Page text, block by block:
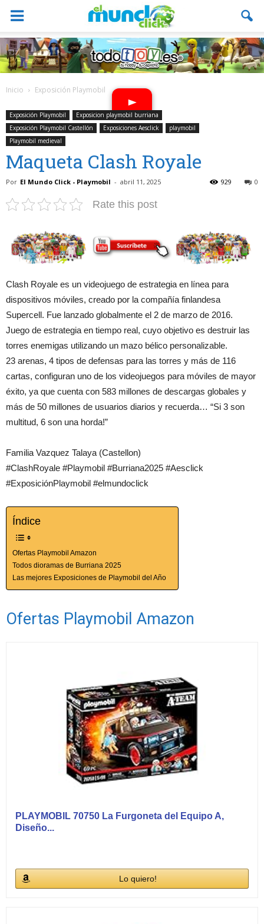
Inicio Exposición Playmobil
Exposición Playmobil
Exposicion playmobil burriana
Exposición Playmobil Castellón
Exposiciones Aesclick
playmobil
Playmobil medieval
Maqueta Clash Royale
Por El Mundo Click - Playmobil - abril 11, 2025 0
929
Rate this post
Clash Royale es un videojuego de estrategia en línea para
dispositivos móviles, creado por la compañía finlandesa
Supercell. Fue lanzado globalmente el 2 de marzo de 2016.
Juego de estrategia en tiempo real, cuyo objetivo es destruir las
torres enemigas utilizando un mazo bélico personalizable.
23 arenas, 4 tipos de defensas para las torres y más de 116
cartas, configuran uno de los videojuegos para móviles de mayor
éxito, ya que cuenta con 583 millones de descargas globales y
más de 50 millones de usuarios diarios y recuerda… “Si 3 son
multitud, 6 son una horda!”
Familia Vazquez Talaya (Castellon)
#ClashRoyale #Playmobil #Burriana2025 #Aesclick
#ExposiciónPlaymobil #elmundoclick
Índice
Ofertas Playmobil Amazon
Todos dioramas de Burriana 2025
Las mejores Exposiciones de Playmobil del Año
Ofertas Playmobil Amazon
PLAYMOBIL 70750 La Furgoneta del Equipo A,
Diseño...
Lo quiero!